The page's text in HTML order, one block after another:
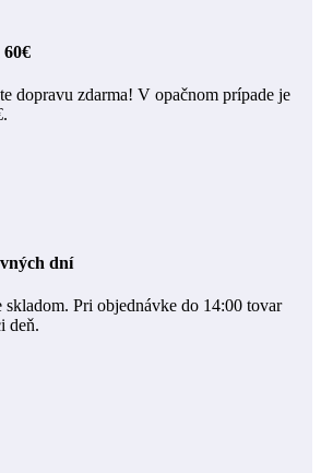
dopravu zdarma! V opačnom prípade je
dní
Pri objednávke do 14:00 tovar
deň.